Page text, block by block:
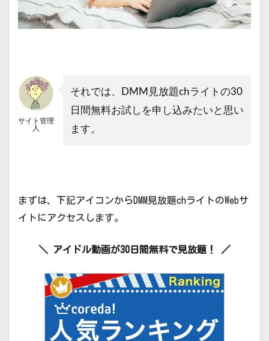
サイト管理
人
それでは、DMM見放題chライトの30
日間無料お試しを申し込みたいと思い
ます。
まずは、下記アイコンからDMM見放題chライトのWebサ
イトにアクセスします。
＼ アイドル動画が30日間無料で見放題！ ／